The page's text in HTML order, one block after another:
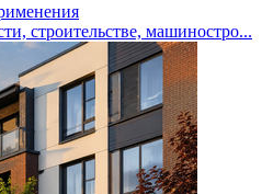
строительстве, машиностро...